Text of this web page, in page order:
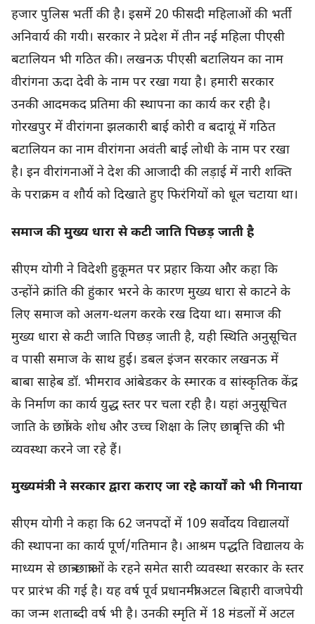
हजार पुलिस भर्ती की है। इसमें 20 फीसदी महिलाओं की भर्ती
अनिवार्य की गयी। सरकार ने प्रदेश में तीन नई महिला पीएसी
बटालियन भी गठित की। लखनऊ पीएसी बटालियन का नाम
वीरांगना ऊदा देवी के नाम पर रखा गया है। हमारी सरकार
उनकी आदमकद प्रतिमा की स्थापना का कार्य कर रही है।
गोरखपुर में वीरांगना झलकारी बाई कोरी व बदायूं में गठित
बटालियन का नाम वीरांगना अवंती बाई लोधी के नाम पर रखा
है। इन वीरांगनाओं ने देश की आजादी की लड़ाई में नारी शक्ति
के पराक्रम व शौर्य को दिखाते हुए फिरंगियों को धूल चटाया था।
समाज की मुख्य धारा से कटी जाति पिछड़ जाती है
सीएम योगी ने विदेशी हुकूमत पर प्रहार किया और कहा कि
उन्होंने क्रांति की हुंकार भरने के कारण मुख्य धारा से काटने के
लिए समाज को अलग-थलग करके रख दिया था। समाज की
मुख्य धारा से कटी जाति पिछड़ जाती है, यही स्थिति अनुसूचित
व पासी समाज के साथ हुई। डबल इंजन सरकार लखनऊ में
बाबा साहेब डॉ. भीमराव आंबेडकर के स्मारक व सांस्कृतिक केंद्र
के निर्माण का कार्य युद्ध स्तर पर चला रही है। यहां अनुसूचित
जाति के छात्रों के शोध और उच्च शिक्षा के लिए छात्रवृत्ति की भी
व्यवस्था करने जा रहे हैं।
मुख्यमंत्री ने सरकार द्वारा कराए जा रहे कार्यों को भी गिनाया
सीएम योगी ने कहा कि 62 जनपदों में 109 सर्वोदय विद्यालयों
की स्थापना का कार्य पूर्ण/गतिमान है। आश्रम पद्धति विद्यालय के
माध्यम से छात्र-छात्राओं के रहने समेत सारी व्यवस्था सरकार के स्तर
पर प्रारंभ की गई है। यह वर्ष पूर्व प्रधानमंत्री अटल बिहारी वाजपेयी
का जन्म शताब्दी वर्ष भी है। उनकी स्मृति में 18 मंडलों में अटल